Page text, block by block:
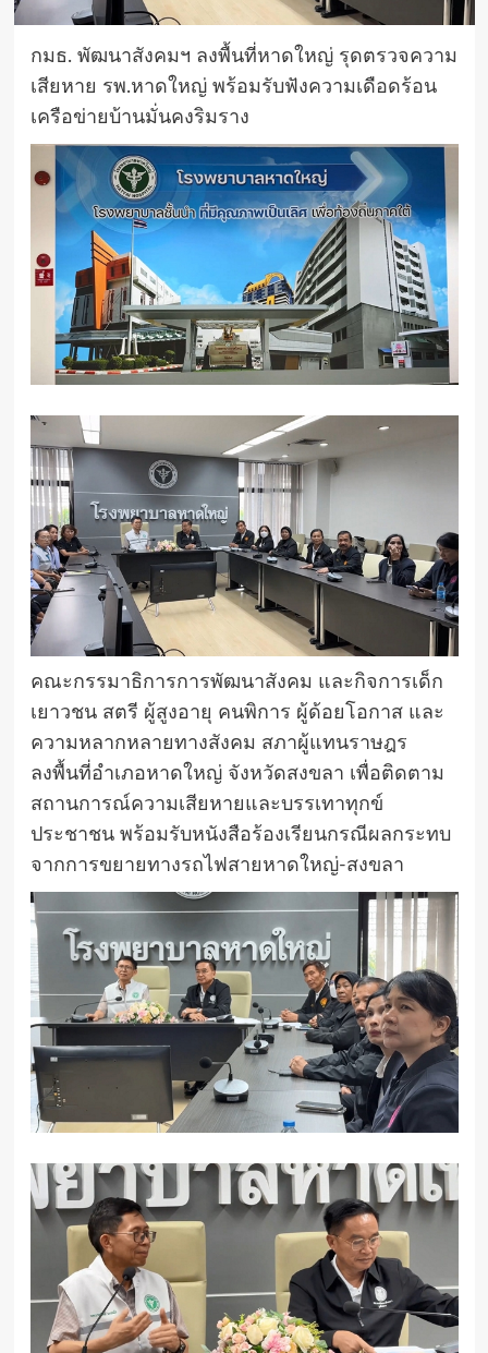
กมธ. พัฒนาสังคมฯ ลงพื้นที่หาดใหญ่ รุดตรวจความ
เสียหาย รพ.หาดใหญ่ พร้อมรับฟังความเดือดร้อน
เครือข่ายบ้านมั่นคงริมราง
คณะกรรมาธิการการพัฒนาสังคม และกิจการเด็ก
เยาวชน สตรี ผู้สูงอายุ คนพิการ ผู้ด้อยโอกาส และ
ความหลากหลายทางสังคม สภาผู้แทนราษฎร
ลงพื้นที่อำเภอหาดใหญ่ จังหวัดสงขลา เพื่อติดตาม
สถานการณ์ความเสียหายและบรรเทาทุกข์
ประชาชน พร้อมรับหนังสือร้องเรียนกรณีผลกระทบ
จากการขยายทางรถไฟสายหาดใหญ่-สงขลา